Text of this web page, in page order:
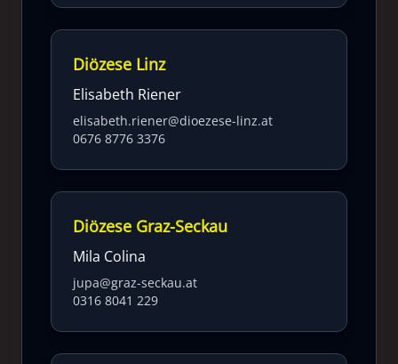
Diözese Linz
Elisabeth Riener
elisabeth.riener@dioezese-linz.at
0676 8776 3376
Diözese Graz-Seckau
Mila Colina
jupa@graz-seckau.at
0316 8041 229